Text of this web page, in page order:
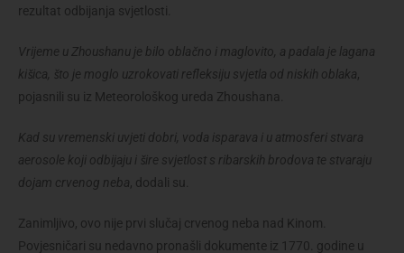
rezultat odbijanja svjetlosti.
Vrijeme u Zhoushanu je bilo oblačno i maglovito, a padala je lagana
kišica, što je moglo uzrokovati refleksiju svjetla od niskih oblaka,
pojasnili su iz Meteorološkog ureda Zhoushana.
Kad su vremenski uvjeti dobri, voda isparava i u atmosferi stvara
aerosole koji odbijaju i šire svjetlost s ribarskih brodova te stvaraju
dojam crvenog neba, dodali su.
Zanimljivo, ovo nije prvi slučaj crvenog neba nad Kinom.
Povjesničari su nedavno pronašli dokumente iz 1770. godine u